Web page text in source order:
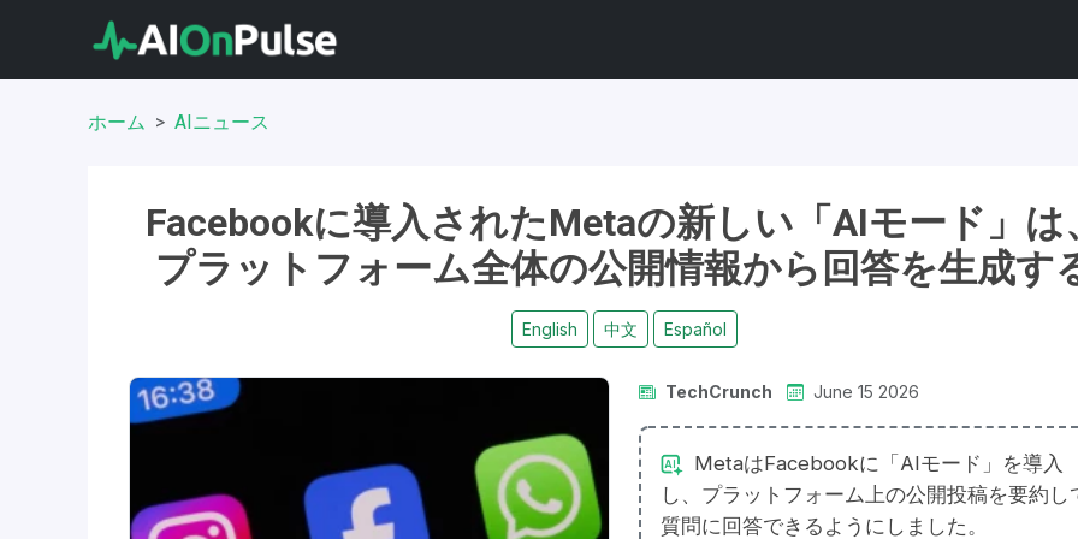
ホーム AIニュース
Facebookに導入されたMetaの新しい「AIモード」は
プラットフォーム全体の公開情報から回答を生成す
English 中文 Español
TechCrunch June 15 2026
MetaはFacebookに「AIモード」を導入
し、プラットフォーム上の公開投稿を要約し
質問に回答できるようにしました。